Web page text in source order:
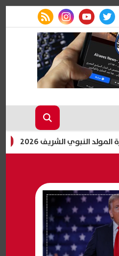
twitter
youtube
instagram
rss feed
الشريف 2026